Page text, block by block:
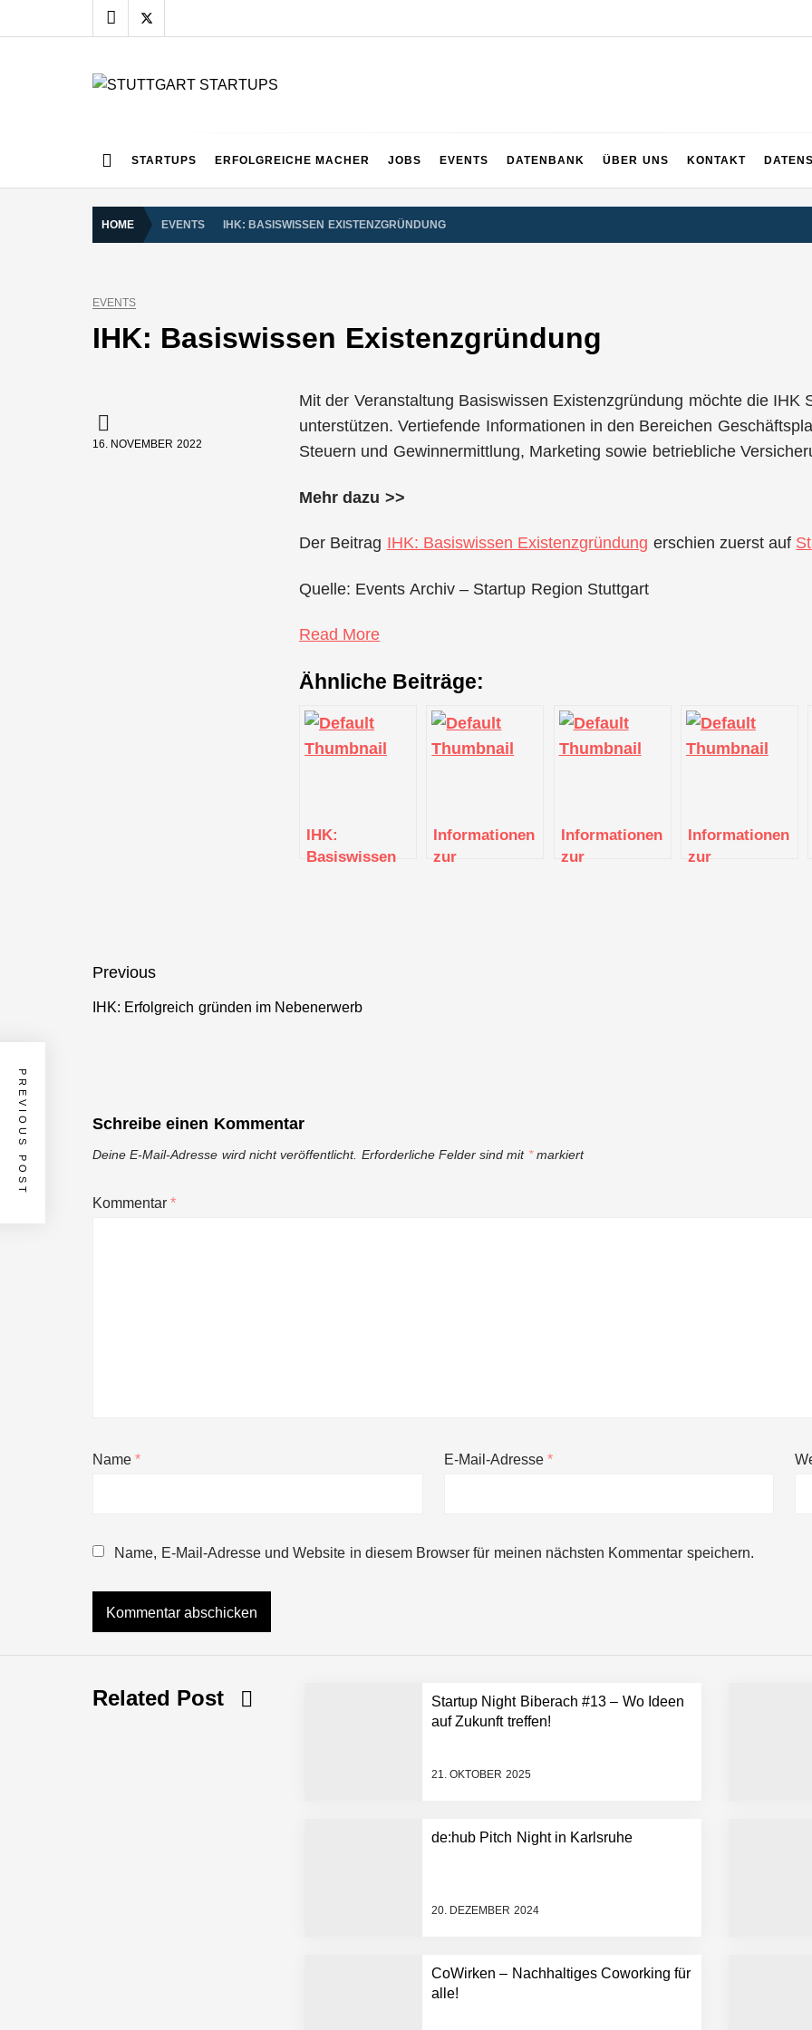
to
STARTUPS ERFOLGREICHE MACHER JOBS EVENTS DATENBANK ÜBER UNS KONTAKT
HOME EVENTS IHK: BASISWISSEN EXISTENZGRÜNDUNG
EVENTS
IHK: Basiswissen Existenzgründung
16. NOVEMBER 2022
Mit der Veranstaltung Basiswissen Existenzgründung möchte die IHK
unterstützen. Vertiefende Informationen in den Bereichen
Steuern und Gewinnermittlung, Marketing sowie betriebliche
Mehr dazu >>
Der Beitrag IHK: Basiswissen Existenzgründung erschien zuerst auf
Quelle: Events Archiv – Startup Region Stuttgart
Read More
Ähnliche Beiträge:
IHK:
Basiswissen
Informationen
zur
Informationen
zur
Informationen
zur
Beitragsnavigation
Previous
Previous
IHK: Erfolgreich gründen im Nebenerwerb
PREVIOUS POST Schreibe einen Kommentar
Deine E-Mail-Adresse wird nicht veröffentlicht. Erforderliche Felder sind mit *markiert
Kommentar*
Name* E-Mail-Adresse *
Name, E-Mail-Adresse und Website in diesem Browser für meinen nächsten Kommentar speichern.
Related Post
Startup Night Biberach #13 – Wo Ideen
auf Zukunft treffen!
21. OKTOBER 2025
de:hub Pitch Night in Karlsruhe
20. DEZEMBER 2024
CoWirken – Nachhaltiges Coworking für
alle!
Simulationsdienstleistung in Minuten statt Wochen: FiniteNow ermöglicht sofortige Angebotskalkulation für